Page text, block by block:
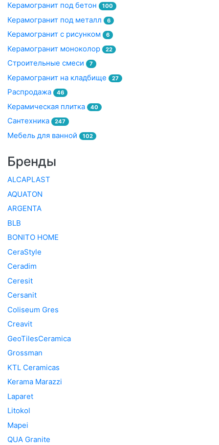
Керамогранит под бетон 100
Керамогранит под металл 6
Керамогранит с рисунком 6
Керамогранит моноколор 22
Строительные смеси 7
Керамогранит на кладбище 27
Распродажа 46
Керамическая плитка 40
Сантехника 247
Мебель для ванной 102
Бренды
ALCAPLAST
AQUATON
ARGENTA
BLB
BONITO HOME
CeraStyle
Ceradim
Ceresit
Cersanit
Coliseum Gres
Creavit
GeoTilesCeramica
Grossman
KTL Ceramicas
Kerama Marazzi
Laparet
Litokol
Mapei
QUA Granite